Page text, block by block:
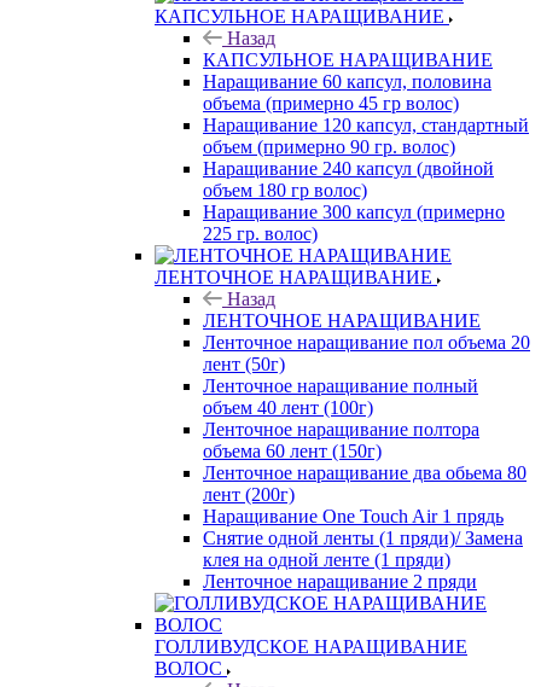
КАПСУЛЬНОЕ НАРАЩИВАНИЕ
Назад
КАПСУЛЬНОЕ НАРАЩИВАНИЕ
Наращивание 60 капсул, половина
объема (примерно 45 гр волос)
Наращивание 120 капсул, стандартный
объем (примерно 90 гр. волос)
Наращивание 240 капсул (двойной
объем 180 гр волос)
Наращивание 300 капсул (примерно
225 гр. волос)
ЛЕНТОЧНОЕ НАРАЩИВАНИЕ
Назад
ЛЕНТОЧНОЕ НАРАЩИВАНИЕ
Ленточное наращивание пол объема 20
лент (50г)
Ленточное наращивание полный
объем 40 лент (100г)
Ленточное наращивание полтора
объема 60 лент (150г)
Ленточное наращивание два обьема 80
лент (200г)
Наращивание One Touch Air 1 прядь
Снятие одной ленты (1 пряди)/ Замена
клея на одной ленте (1 пряди)
Ленточное наращивание 2 пряди
ГОЛЛИВУДСКОЕ НАРАЩИВАНИЕ
ВОЛОС